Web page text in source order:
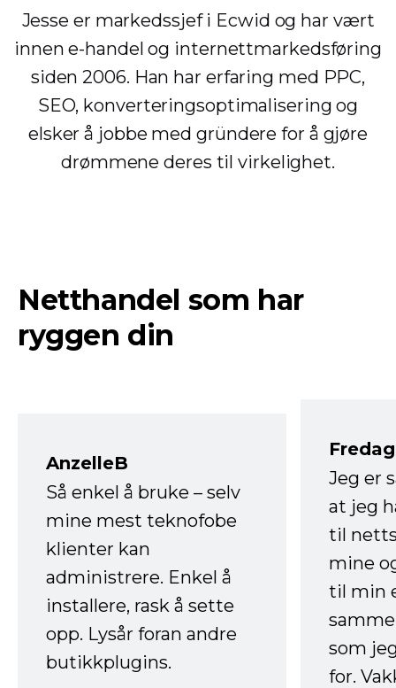
Jesse er markedssjef i Ecwid og har vært
innen e-handel og internettmarkedsføring
siden 2006. Han har erfaring med PPC,
SEO, konverteringsoptimalisering og
elsker å jobbe med gründere for å gjøre
drømmene deres til virkelighet.
Netthandel som har
ryggen din
AnzelleB
Så enkel å bruke – selv
mine mest teknofobe
klienter kan
administrere. Enkel å
installere, rask å sette
opp. Lysår foran andre
butikkplugins.
Jeg er
at jeg
til
mine
til min
som
for.